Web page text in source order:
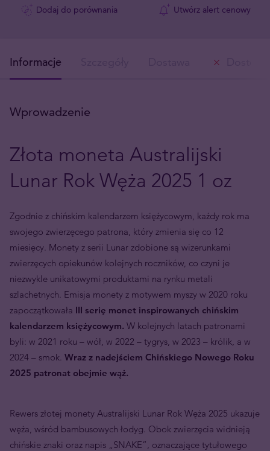
Dodaj do porównania Utwórz alert cenowy
Informacje
Wprowadzenie
Złota moneta Australijski
Lunar Rok Węża 2025 1 oz
Zgodnie z chińskim kalendarzem księżycowym, każdy rok ma
swojego zwierzęcego patrona, który zmienia się co 12
miesięcy. Monety z serii Lunar zdobione są wizerunkami
zwierzęcych opiekunów kolejnych roczników, co czyni je
niezwykle unikatowymi produktami na rynku metali
szlachetnych. Emisja monety z motywem myszy w 2020 roku
zapoczątkowała III serię monet inspirowanych chińskim
kalendarzem księżycowym. W kolejnych latach patronami
byli: w 2021 roku – wół, w 2022 – tygrys, w 2023 – królik, a w
2024 – smok. Wraz z nadejściem Chińskiego Nowego Roku
2025 patronat obejmie wąż.
Rewers złotej monety Australijski Lunar Rok Węża 2025 ukazuje
węża, wśród bambusowych łodyg. Obok zwierzęcia widnieją
chińskie znaki oraz napis „SNAKE”, oznaczające tytułowego